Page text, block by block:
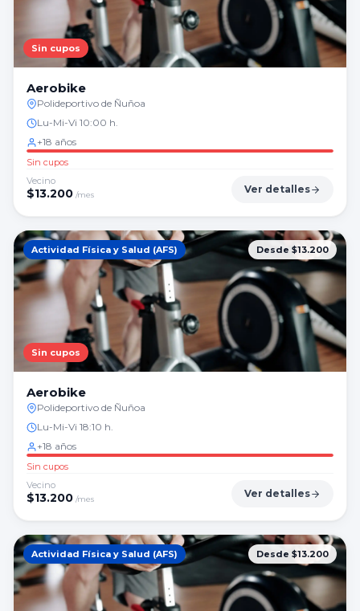
Sin cupos
Aerobike
Polideportivo de Ñuñoa
Lu-Mi-Vi 10:00 h.
+18 años
Sin cupos
Vecino
$13.200 /mes Ver detalles
Actividad Física y Salud (AFS) Desde $13.200
Sin cupos
Aerobike
Polideportivo de Ñuñoa
Lu-Mi-Vi 18:10 h.
+18 años
Sin cupos
Vecino
$13.200 /mes Ver detalles
Actividad Física y Salud (AFS) Desde $13.200